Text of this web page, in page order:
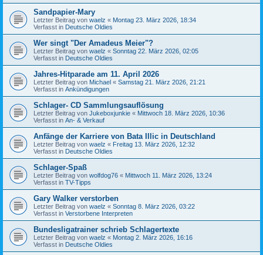
Sandpapier-Mary
Letzter Beitrag von waelz « Montag 23. März 2026, 18:34
Verfasst in Deutsche Oldies
Wer singt "Der Amadeus Meier"?
Letzter Beitrag von waelz « Sonntag 22. März 2026, 02:05
Verfasst in Deutsche Oldies
Jahres-Hitparade am 11. April 2026
Letzter Beitrag von Michael « Samstag 21. März 2026, 21:21
Verfasst in Ankündigungen
Schlager- CD Sammlungsauflösung
Letzter Beitrag von Jukeboxjunkie « Mittwoch 18. März 2026, 10:36
Verfasst in An- & Verkauf
Anfänge der Karriere von Bata Illic in Deutschland
Letzter Beitrag von waelz « Freitag 13. März 2026, 12:32
Verfasst in Deutsche Oldies
Schlager-Spaß
Letzter Beitrag von wolfdog76 « Mittwoch 11. März 2026, 13:24
Verfasst in TV-Tipps
Gary Walker verstorben
Letzter Beitrag von waelz « Sonntag 8. März 2026, 03:22
Verfasst in Verstorbene Interpreten
Bundesligatrainer schrieb Schlagertexte
Letzter Beitrag von waelz « Montag 2. März 2026, 16:16
Verfasst in Deutsche Oldies